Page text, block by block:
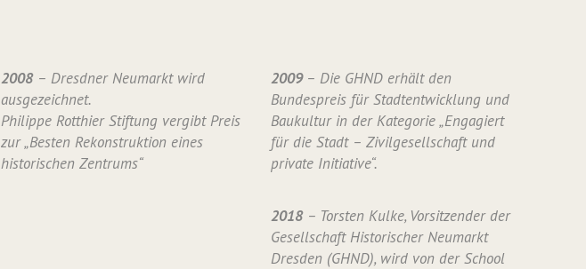
2008– Dresdner Neumarkt wird
ausgezeichnet.
Philippe Rotthier Stiftung vergibt Preis
zur „Besten Rekonstruktion eines
historischen Zentrums“
2009 – Die GHND erhält den
Bundespreis für Stadtentwicklung und
Baukultur in der Kategorie „Engagiert
für die Stadt – Zivilgesellschaft und
private Initiative“.
2018– Torsten Kulke, Vorsitzender der
Gesellschaft Historischer Neumarkt
Dresden (GHND), wird von der School